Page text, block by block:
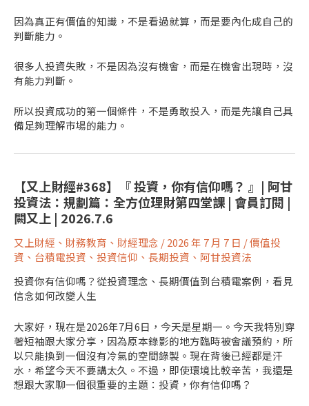
因為真正有價值的知識，不是看過就算，而是要內化成自己的
判斷能力。
很多人投資失敗，不是因為沒有機會，而是在機會出現時，沒
有能力判斷。
所以投資成功的第一個條件，不是勇敢投入，而是先讓自己具
備足夠理解市場的能力。
【又上財經#368】『 投資，你有信仰嗎？ 』| 阿甘
投資法：規劃篇：全方位理財第四堂課 | 會員訂閱 |
闕又上 | 2026.7.6
又上財經 、 財務教育 、 財經理念 /2026 年 7 月 7 日 /價值投
資 、 台積電投資 、 投資信仰 、 長期投資 、 阿甘投資法
投資你有信仰嗎？從投資理念、長期價值到台積電案例，看見
信念如何改變人生
大家好，現在是2026年7月6日，今天是星期一。今天我特別穿
著短袖跟大家分享，因為原本錄影的地方臨時被會議預約，所
以只能換到一個沒有冷氣的空間錄製。現在背後已經都是汗
水，希望今天不要講太久。不過，即使環境比較辛苦，我還是
想跟大家聊一個很重要的主題：投資，你有信仰嗎？